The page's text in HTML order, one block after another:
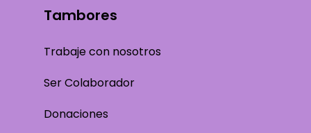
Tambores
Trabaje con nosotros
Ser Colaborador
Donaciones